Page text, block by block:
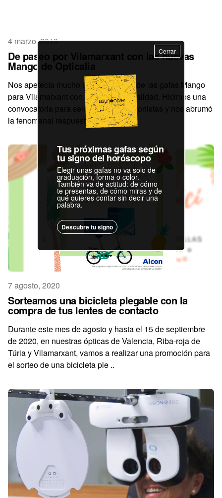
4 marzo, 2013
De paseo por Vilamarxant con las nuevas
Mango de Opticalia
Nos apetecía mucho hacer un vídeo de las gafas Mango
para Vilamarxant con gente de la localidad. Hicimos una
convocatoria para seleccionar protagonistas y nos abrumó
la fenomenal respuesta que tuvi ..
7 agosto, 2020
Sorteamos una bicicleta plegable con la
compra de tus lentes de contacto
Durante este mes de agosto y hasta el 15 de septiembre
de 2020, en nuestras ópticas de Valencia, Riba-roja de
Túria y Vilamarxant, vamos a realizar una promoción para
el sorteo de una bicicleta ple ..
Cerrar
Tus próximas gafas según
tu signo del horóscopo
Elegir unas gafas no va solo de
graduación, forma o color.
También va de actitud: de cómo
te presentas, de cómo miras y de
qué quieres contar sin decir una
palabra.
Descubre tu signo